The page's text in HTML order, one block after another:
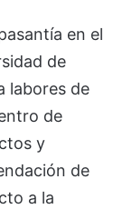
en el
de
labores de
de
y
de
a la